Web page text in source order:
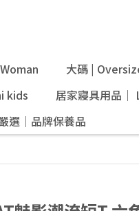
大碼 |
kids 居家寢具用品
選｜品牌保養品